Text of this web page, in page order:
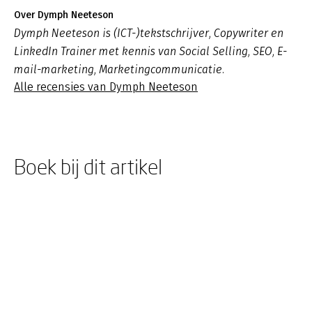
Over Dymph Neeteson
Dymph Neeteson is (ICT-)tekstschrijver, Copywriter en
LinkedIn Trainer met kennis van Social Selling, SEO, E-
mail-marketing, Marketingcommunicatie.
Alle recensies van Dymph Neeteson
Boek bij dit artikel